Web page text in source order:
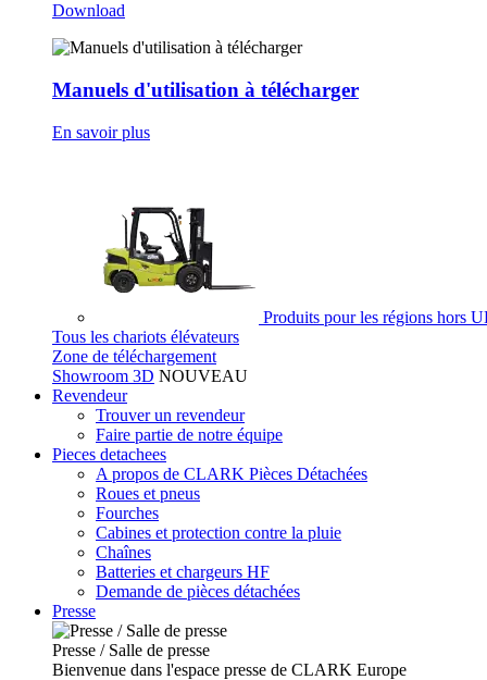
Download
Manuels d'utilisation à télécharger
En savoir plus
Produits pour les régions hors
Tous les chariots élévateurs
Zone de téléchargement
Showroom 3D NOUVEAU
Revendeur
Trouver un revendeur
Faire partie de notre équipe
Pieces detachees
A propos de CLARK Pièces Détachées
Roues et pneus
Fourches
Cabines et protection contre la pluie
Chaînes
Batteries et chargeurs HF
Demande de pièces détachées
Presse
Presse / Salle de presse
Bienvenue dans l'espace presse de CLARK Europe